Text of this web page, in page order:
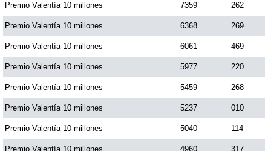
Premio Valentía 10 millones 7359 262
Premio Valentía 10 millones 6368 269
Premio Valentía 10 millones 6061 469
Premio Valentía 10 millones 5977 220
Premio Valentía 10 millones 5459 268
Premio Valentía 10 millones 5237 010
Premio Valentía 10 millones 5040 114
Premio Valentía 10 millones 4960 317